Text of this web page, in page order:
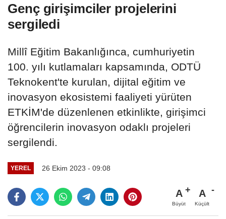
Genç girişimciler projelerini
sergiledi
Millî Eğitim Bakanlığınca, cumhuriyetin
100. yılı kutlamaları kapsamında, ODTÜ
Teknokent'te kurulan, dijital eğitim ve
inovasyon ekosistemi faaliyeti yürüten
ETKİM'de düzenlenen etkinlikte, girişimci
öğrencilerin inovasyon odaklı projeleri
sergilendi.
YEREL 26 Ekim 2023 - 09:08
A
Büyüt
A
Küçült